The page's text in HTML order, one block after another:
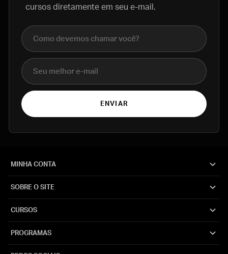
cursos diretamente em seu e-mail.
Nome completo
E-mail
ENVIAR
MINHA CONTA
SOBRE O SITE
CURSOS
PROGRAMAS